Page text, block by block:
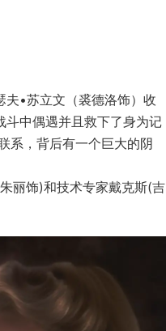
•苏立文（裘德洛饰）收
斗中偶遇并且救下了身为记
系，背后有一个巨大的阴
丽饰)和技术专家戴克斯(吉